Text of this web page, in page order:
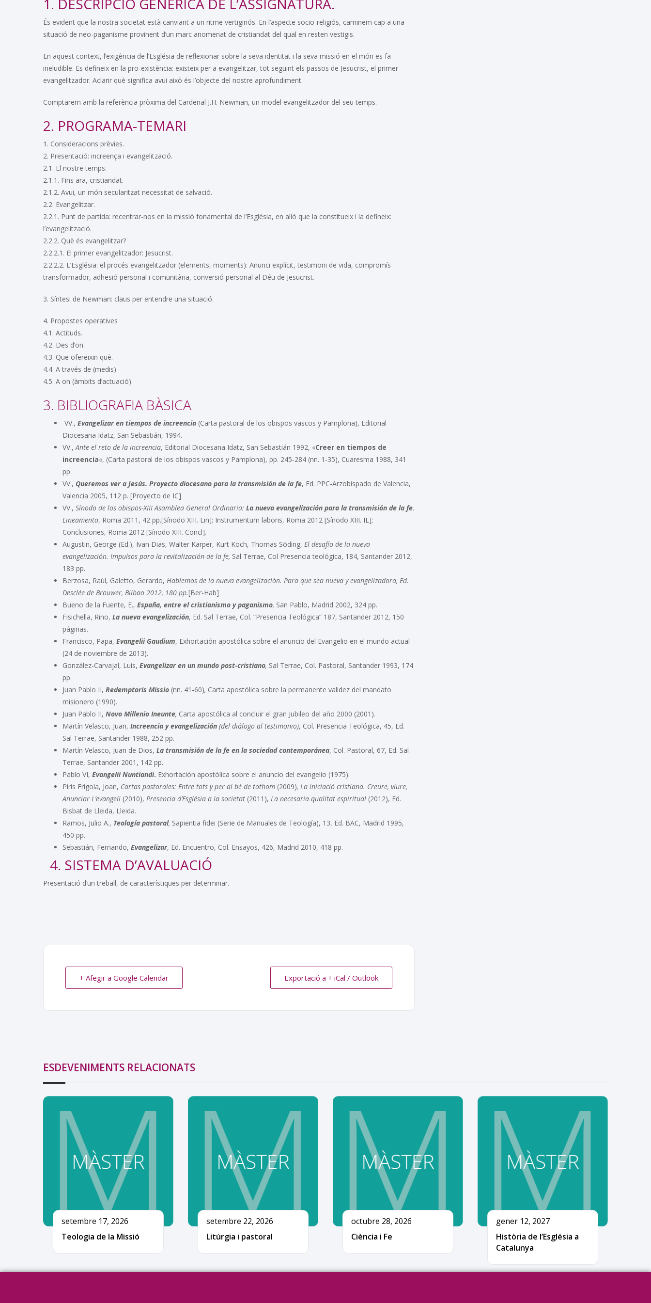
1. DESCRIPCIÓ GENÈRICA DE L’ASSIGNATURA.
És evident que la nostra societat està canviant a un ritme vertiginós. En l’aspecte socio-religiós, caminem cap a una
situació de neo-paganisme provinent d’un marc anomenat de cristiandat del qual en resten vestigis.
En aquest context, l’exigència de l’Església de reflexionar sobre la seva identitat i la seva missió en el món es fa
ineludible. Es defineix en la pro-existència: existeix per a evangelitzar, tot seguint els passos de Jesucrist, el primer
evangelitzador. Aclarir què significa avui això és l’objecte del nostre aprofundiment.
Comptarem amb la referència pròxima del Cardenal J.H. Newman, un model evangelitzador del seu temps.
2. PROGRAMA-TEMARI
1. Consideracions prèvies.
2. Presentació: increença i evangelització.
2.1. El nostre temps.
2.1.1. Fins ara, cristiandat.
2.1.2. Avui, un món secularitzat necessitat de salvació.
2.2. Evangelitzar.
2.2.1. Punt de partida: recentrar-nos en la missió fonamental de l’Església, en allò que la constitueix i la defineix:
l’evangelització.
2.2.2. Què és evangelitzar?
2.2.2.1. El primer evangelitzador: Jesucrist.
2.2.2.2. L’Església: el procés evangelitzador (elements, moments): Anunci explícit, testimoni de vida, compromís
transformador, adhesió personal i comunitària, conversió personal al Déu de Jesucrist.
3. Síntesi de Newman: claus per entendre una situació.
4. Propostes operatives
4.1. Actituds.
4.2. Des d’on.
4.3. Que ofereixin què.
4.4. A través de (medis)
4.5. A on (àmbits d’actuació).
3. BIBLIOGRAFIA BÀSICA
VV., Evangelizar en tiempos de increencia (Carta pastoral de los obispos vascos y Pamplona), Editorial
Diocesana Idatz, San Sebastián, 1994.
VV.,Ante el reto de la increencia, Editorial Diocesana Idatz, San Sebastián 1992, «Creer en tiempos de
increencia«, (Carta pastoral de los obispos vascos y Pamplona), pp. 245-284 (nn. 1-35), Cuaresma 1988, 341
pp.
VV., Queremos ver a Jesús. Proyecto diocesano para la transmisión de la fe, Ed. PPC-Arzobispado de Valencia,
Valencia 2005, 112 p. [Proyecto de IC]
VV., Sínodo de los obispos-XIII Asamblea General Ordinaria: La nueva evangelización para la transmisión de la fe.
Lineamenta, Roma 2011, 42 pp.[Sínodo XIII. Lin]; Instrumentum laboris, Roma 2012 [Sínodo XIII. IL];
Conclusiones, Roma 2012 [Sínodo XIII. Concl].
Augustin, George (Ed.), Ivan Dias, Walter Karper, Kurt Koch, Thomas Söding, El desafío de la nueva
evangelización. Impulsos para la revitalización de la fe, Sal Terrae, Col Presencia teológica, 184, Santander 2012,
183 pp.
Berzosa, Raúl, Galetto, Gerardo, Hablemos de la nueva evangelización. Para que sea nueva y evangelizadora, Ed.
Desclée de Brouwer, Bilbao 2012, 180 pp.[Ber-Hab]
Bueno de la Fuente, E., España, entre el cristianismo y paganismo, San Pablo, Madrid 2002, 324 pp.
Fisichella, Rino, La nueva evangelización, Ed. Sal Terrae, Col. “Presencia Teológica” 187, Santander 2012, 150
páginas.
Francisco, Papa, Evangelii Gaudium, Exhortación apostólica sobre el anuncio del Evangelio en el mundo actual
(24 de noviembre de 2013).
González-Carvajal, Luis, Evangelizar en un mundo post-cristiano, Sal Terrae, Col. Pastoral, Santander 1993, 174
pp.
Juan Pablo II, Redemptoris Missio (nn. 41-60), Carta apostólica sobre la permanente validez del mandato
misionero (1990).
Juan Pablo II, Novo Millenio Ineunte, Carta apostólica al concluir el gran Jubileo del año 2000 (2001).
Martín Velasco, Juan, Increencia y evangelización (del diálogo al testimonio), Col. Presencia Teológica, 45, Ed.
Sal Terrae, Santander 1988, 252 pp.
Martín Velasco, Juan de Dios, La transmisión de la fe en la sociedad contemporánea, Col. Pastoral, 67, Ed. Sal
Terrae, Santander 2001, 142 pp.
Pablo VI, Evangelii Nuntiandi. Exhortación apostólica sobre el anuncio del evangelio (1975).
Piris Frígola, Joan, Cartas pastorales: Entre tots y per al bé de tothom (2009), La iniciació cristiana. Creure, viure,
Anunciar L’evangeli (2010), Presencia d’Església a la societat (2011), La necesaria qualitat espiritual (2012), Ed.
Bisbat de Lleida, Lleida.
Ramos, Julio A., Teología pastoral, Sapientia fidei (Serie de Manuales de Teología), 13, Ed. BAC, Madrid 1995,
450 pp.
Sebastián, Fernando, Evangelizar, Ed. Encuentro, Col. Ensayos, 426, Madrid 2010, 418 pp.
4. SISTEMA D’AVALUACIÓ
Presentació d’un treball, de característiques per determinar.
+ Afegir a Google Calendar Exportació a + iCal / Outlook
ESDEVENIMENTS RELACIONATS
setembre 17, 2026
Teologia de la Missió
setembre 22, 2026
Litúrgia i pastoral
octubre 28, 2026
Ciència i Fe
gener 12, 2027
Història de l’Església a
Catalunya